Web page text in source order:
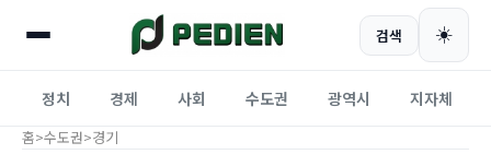
검색 ☀️
정치 경제 사회 수도권 광역시 지자체
홈>수도권>경기